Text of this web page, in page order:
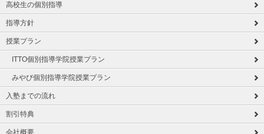
高校生の個別指導
指導方針
授業プラン
ITTO個別指導学院授業プラン
みやび個別指導学院授業プラン
入塾までの流れ
割引特典
会社概要